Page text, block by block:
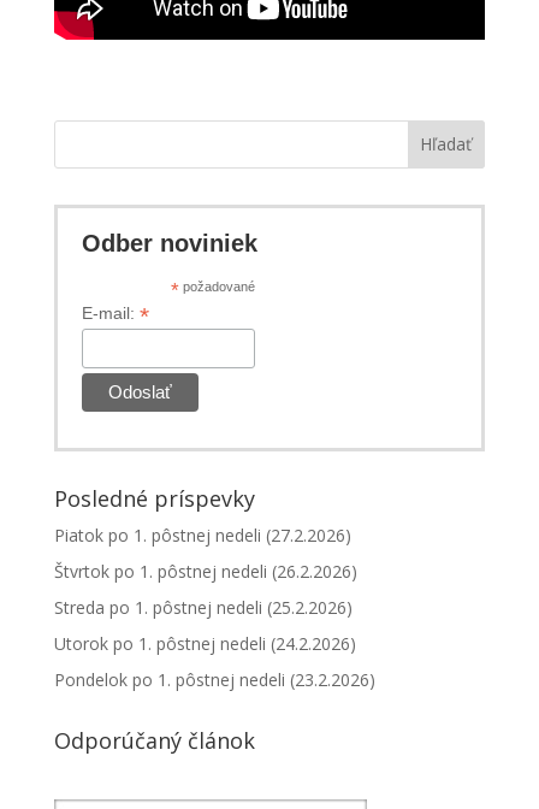
Hľadať
Odber noviniek
*požadované
E-mail: *
Posledné príspevky
Piatok po 1. pôstnej nedeli (27.2.2026)
Štvrtok po 1. pôstnej nedeli (26.2.2026)
Streda po 1. pôstnej nedeli (25.2.2026)
Utorok po 1. pôstnej nedeli (24.2.2026)
Pondelok po 1. pôstnej nedeli (23.2.2026)
Odporúčaný článok